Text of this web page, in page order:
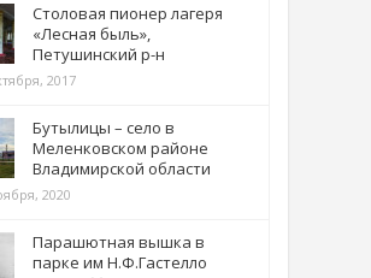
Столовая пионер лагеря
«Лесная быль»,
Петушинский р-н
2017
Бутылицы – село в
Меленковском районе
Владимирской области
2020
Парашютная вышка в
парке им Н.Ф.Гастелло